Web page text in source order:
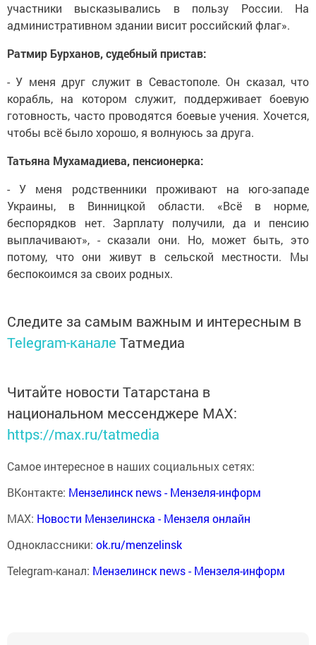
участники высказывались в пользу России. На
административном здании висит российский флаг».
Ратмир Бурханов, судебный пристав:
- У меня друг служит в Севастополе. Он сказал, что
корабль, на котором служит, поддерживает боевую
готовность, часто проводятся боевые учения. Хочется,
чтобы всё было хорошо, я волнуюсь за друга.
Татьяна Мухамадиева, пенсионерка:
- У меня родственники проживают на юго-западе
Украины, в Винницкой области. «Всё в норме,
беспорядков нет. Зарплату получили, да и пенсию
выплачивают», - сказали они. Но, может быть, это
потому, что они живут в сельской местности. Мы
беспокоимся за своих родных.
Следите за самым важным и интересным в
Telegram-канале Татмедиа
Читайте новости Татарстана в
национальном мессенджере MАХ:
https://max.ru/tatmedia
Самое интересное в наших социальных сетях:
ВКонтакте: Мензелинск news - Мензеля-информ
MAX: Новости Мензелинска - Мензеля онлайн
Одноклассники: ok.ru/menzelinsk
Telegram-канал: Мензелинск news - Мензеля-информ